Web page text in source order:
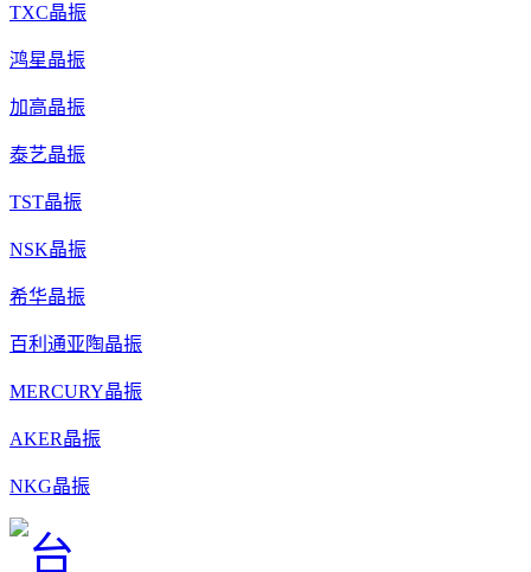
TXC晶振
鸿星晶振
加高晶振
泰艺晶振
TST晶振
NSK晶振
希华晶振
百利通亚陶晶振
MERCURY晶振
AKER晶振
NKG晶振